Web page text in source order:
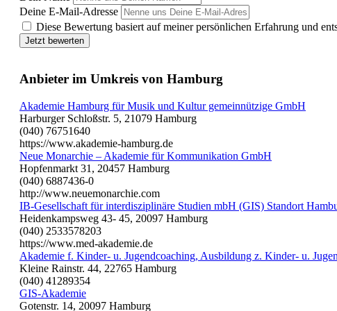
Deine E-Mail-Adresse
Diese Bewertung basiert auf meiner persönlichen Erfahrung und
Jetzt bewerten
Anbieter im Umkreis von Hamburg
Akademie Hamburg für Musik und Kultur gemeinnützige GmbH
Harburger Schloßstr. 5, 21079 Hamburg
(040) 76751640
https://www.akademie-hamburg.de
Neue Monarchie – Akademie für Kommunikation GmbH
Hopfenmarkt 31, 20457 Hamburg
(040) 6887436-0
http://www.neuemonarchie.com
IB-Gesellschaft für interdisziplinäre Studien mbH (GIS) Standort
Heidenkampsweg 43- 45, 20097 Hamburg
(040) 2533578203
https://www.med-akademie.de
Akademie f. Kinder- u. Jugendcoaching, Ausbildung z. Kinder- u.
Kleine Rainstr. 44, 22765 Hamburg
(040) 41289354
GIS-Akademie
Gotenstr. 14, 20097 Hamburg